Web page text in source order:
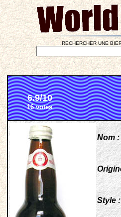
RECHERCHER UNE
6.9/10
16 votes
Nom :
Style :